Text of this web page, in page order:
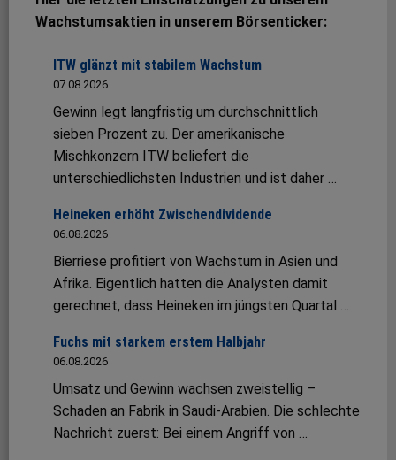
Wachstumsaktien in unserem Börsenticker:
ITW glänzt mit stabilem Wachstum
07.08.2026
Gewinn legt langfristig um durchschnittlich
sieben Prozent zu. Der amerikanische
Mischkonzern ITW beliefert die
unterschiedlichsten Industrien und ist daher …
Heineken erhöht Zwischendividende
06.08.2026
Bierriese profitiert von Wachstum in Asien und
Afrika. Eigentlich hatten die Analysten damit
gerechnet, dass Heineken im jüngsten Quartal …
Fuchs mit starkem erstem Halbjahr
06.08.2026
Umsatz und Gewinn wachsen zweistellig –
Schaden an Fabrik in Saudi-Arabien. Die schlechte
Nachricht zuerst: Bei einem Angriff von …